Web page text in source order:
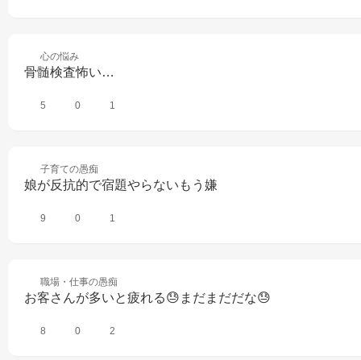
心の悩み
骨髄検査怖い…
5 0 1
子育ての愚痴
娘が反抗的で宿題やらないもう嫌
9 0 1
職場・仕事の愚痴
お客さんが多いと疲れる😓まだまだだな😓
8 0 2